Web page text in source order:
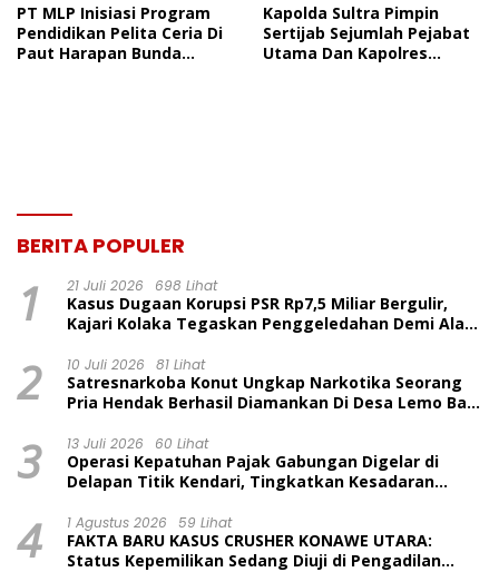
PT MLP Inisiasi Program
Pendidikan Pelita Ceria Di
Paut Harapan Bunda
Kapolda Sultra Pimpin
Sertijab Sejumlah Pejabat
Utama Dan Kapolres
BERITA POPULER
1 21 Juli 2026 698 Lihat
Kasus Dugaan Korupsi PSR Rp7,5 Miliar Bergulir,
Kajari Kolaka Tegaskan Penggeledahan Demi Alat
2 10 Juli 2026 81 Lihat
Satresnarkoba Konut Ungkap Narkotika Seorang
Pria Hendak Berhasil Diamankan Di Desa Lemo Bajo
3 13 Juli 2026 60 Lihat
Operasi Kepatuhan Pajak Gabungan Digelar di
Delapan Titik Kendari, Tingkatkan Kesadaran
4 1 Agustus 2026 59 Lihat
FAKTA BARU KASUS CRUSHER KONAWE UTARA:
Status Kepemilikan Sedang Diuji di Pengadilan